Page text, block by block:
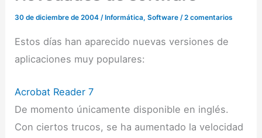
30 de diciembre de 2004/ Informática,Software /2 comentarios
Estos días han aparecido nuevas versiones de
aplicaciones muy populares:
Acrobat Reader 7
De momento únicamente disponible en inglés.
Con ciertos trucos, se ha aumentado la velocidad